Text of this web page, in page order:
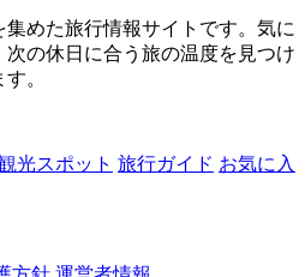
めた旅行情報サイトです。気に
の休日に合う旅の温度を見つけ
。
光スポット 旅行ガイド お気に入